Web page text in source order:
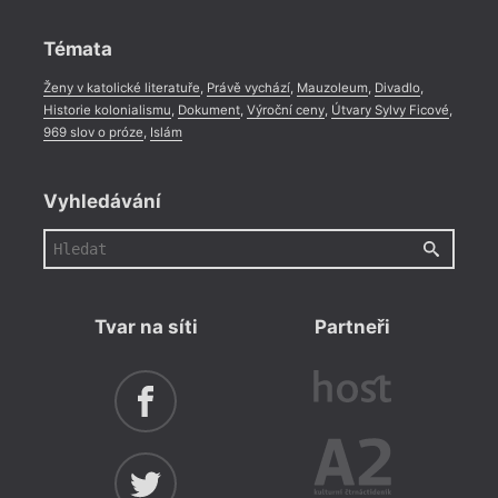
Témata
Ženy v katolické literatuře, Právě vychází, Mauzoleum, Divadlo,
Historie kolonialismu, Dokument, Výroční ceny, Útvary Sylvy Ficové,
969 slov o próze, Islám
Vyhledávání
Tvar na síti Partneři